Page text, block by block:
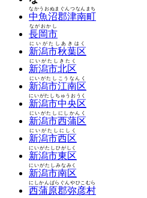
中魚沼郡津南町
なかうおぬまぐんつなんまち
長岡市
ながおかし
新潟市秋葉区
にいがたしあきはく
新潟市北区
にいがたしきたく
新潟市江南区
にいがたしこうなんく
新潟市中央区
にいがたしちゅうおうく
新潟市西蒲区
にいがたしにしかんく
新潟市西区
にいがたしにしく
新潟市東区
にいがたしひがしく
新潟市南区
にいがたしみなみく
西蒲原郡弥彦村
にしかんばらぐんやひこむら